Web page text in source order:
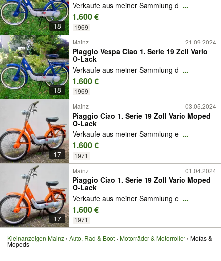
18
Verkaufe aus meiner Sammlung d ...
1.600 €
1969
18
Mainz 21.09.2024
Piaggio Vespa Ciao 1. Serie 19 Zoll Vario
O-Lack
Verkaufe aus meiner Sammlung d ...
1.600 €
1969
17
Mainz 03.05.2024
Piaggio Ciao 1. Serie 19 Zoll Vario Moped
O-Lack
Verkaufe aus meiner Sammlung e ...
1.600 €
1971
17
Mainz 01.04.2024
Piaggio Ciao 1. Serie 19 Zoll Vario Moped
O-Lack
Verkaufe aus meiner Sammlung e ...
1.600 €
1971
Kleinanzeigen Mainz Auto, Rad & Boot Motorräder & Motorroller Mofas &
Mopeds